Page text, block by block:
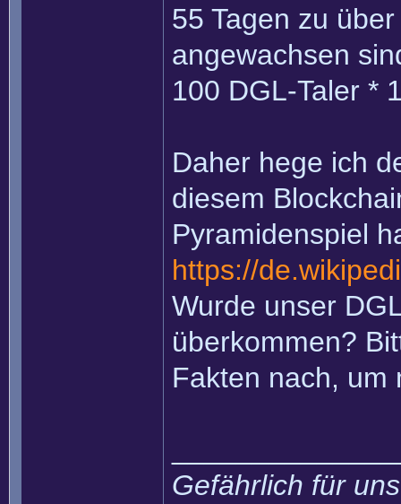
55 Tagen zu
angewachsen
100 DGL-Taler *
Daher hege ich
diesem
Pyramidenspiel
https://
Wurde unser
überkommen?
Fakten nach, um
Gefährlich für